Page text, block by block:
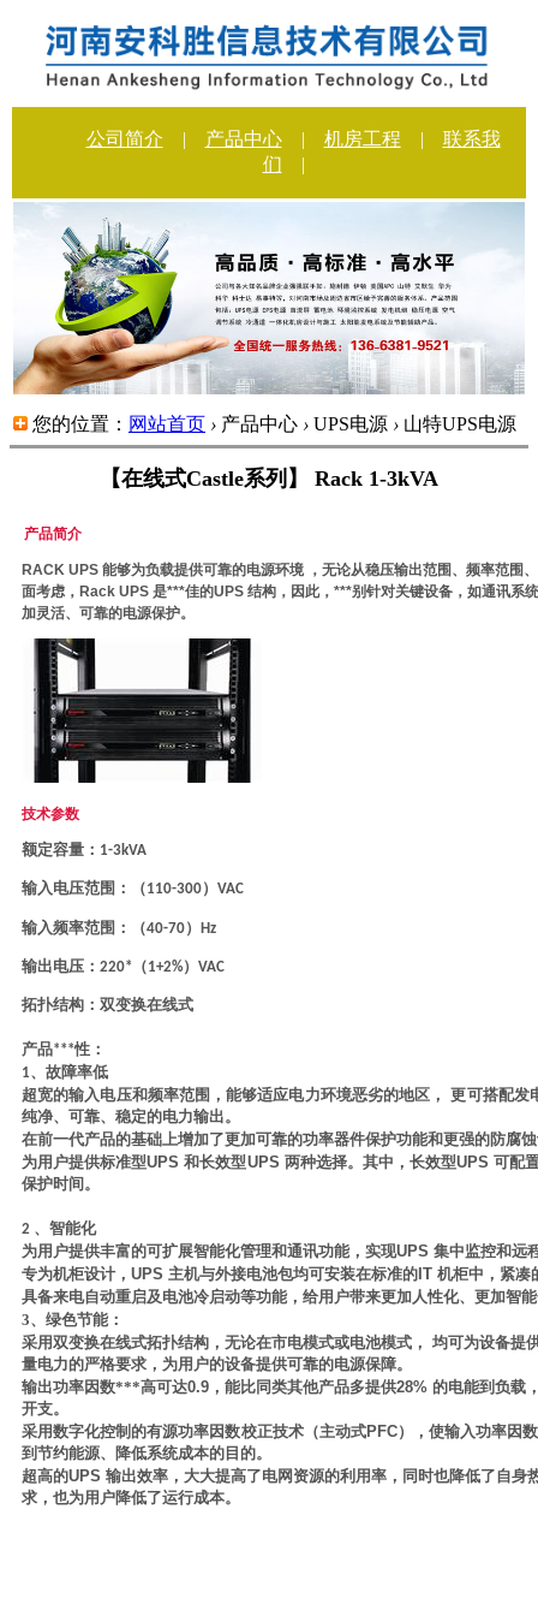
公司简介 | 产品中心 | 机房工程 |
联系我
们
|
您的位置： 网站首页 › 产品中心 › UPS电源 › 山特UPS电源
【在线式Castle系列】 Rack 1-3kVA
产品简介
RACK UPS 能够为负载提供可靠的电源环境 ，无论从稳压输出范围、频率范围
面考虑，Rack UPS 是***佳的UPS 结构，因此，***别针对关键设备，如通讯系
加灵活、可靠的电源保护。
技术参数
额定容量： 1-3kVA
输入电压范围：（110-300） VAC
输入频率范围：（40-70） Hz
输出电压： 220* （1+2%） VAC
拓扑结构：双变换在线式
产品***性：
1、故障率低
超宽的输入电压和频率范围，能够适应电力环境恶劣的地区，
更可搭配发
纯净、可靠、稳定的电力输出。
在前一代产品的基础上增加了更加可靠的功率器件保护功能和更强的防腐
为用户提供标准型UPS和长效型UPS 两种选择。其中，长效型UPS可配
保护时间。
2 、智能化
为用户提供丰富的可扩展智能化管理和通讯功能，实现UPS 集中监控和远
专为机柜设计， UPS 主机与外接电池包均可安装在标准的 IT 机柜中，紧凑
具备来电自动重启及电池冷启动等功能，给用户带来更加人性化、更加智
3、绿色节能：
采用双变换在线式拓扑结构，无论在市电模式或电池模式， 均可为设备提
量电力的严格要求，为用户的设备提供可靠的电源保障。
输出功率因数***高可达0.9 ，能比同类其他产品多提供28% 的电能到负载
开支。
采用数字化控制的有源功率因数校正技术（主动式PFC），使输入功率因
到节约能源、降低系统成本的目的。
超高的UPS 输出效率，大大提高了电网资源的利用率，同时也降低了自
求，也为用户降低了运行成本。